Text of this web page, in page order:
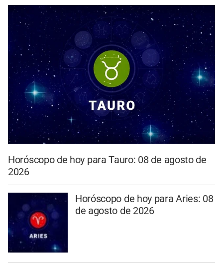
Horóscopo de hoy para Tauro: 08 de agosto de
2026
Horóscopo de hoy para Aries: 08
de agosto de 2026